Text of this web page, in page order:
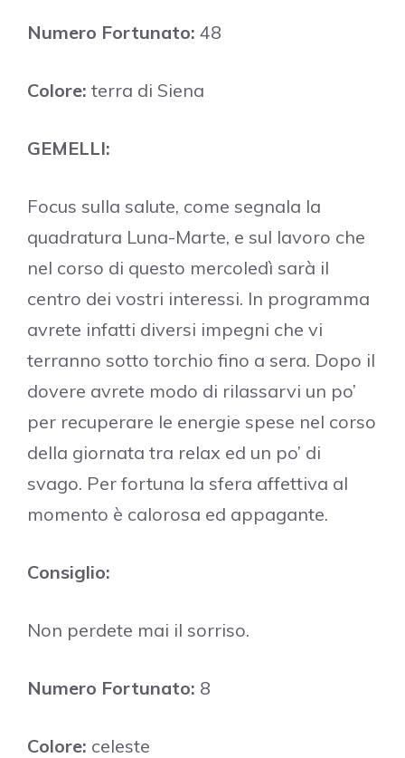
Numero Fortunato: 48
Colore: terra di Siena
GEMELLI:
Focus sulla salute, come segnala la
quadratura Luna-Marte, e sul lavoro che
nel corso di questo mercoledì sarà il
centro dei vostri interessi. In programma
avrete infatti diversi impegni che vi
terranno sotto torchio fino a sera. Dopo il
dovere avrete modo di rilassarvi un po’
per recuperare le energie spese nel corso
della giornata tra relax ed un po’ di
svago. Per fortuna la sfera affettiva al
momento è calorosa ed appagante.
Consiglio:
Non perdete mai il sorriso.
Numero Fortunato: 8
Colore: celeste